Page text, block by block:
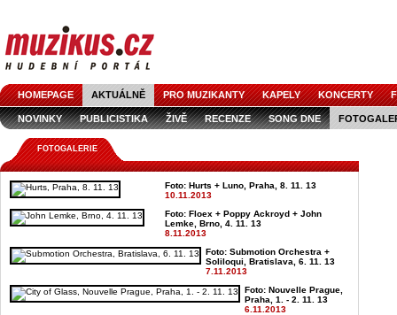
HOMEPAGE AKTUÁLNĚ PRO MUZIKANTY KAPELY KONCERTY
NOVINKY PUBLICISTIKA ŽIVĚ RECENZE SONG DNE
FOTOGALERIE
Foto: Hurts + Luno, Praha, 8. 11. 13
10.11.2013
Foto: Floex + Poppy Ackroyd + John
Lemke, Brno, 4. 11. 13
8.11.2013
Foto: Submotion Orchestra +
Soliloqui, Bratislava, 6. 11. 13
7.11.2013
Foto: Nouvelle Prague,
Praha, 1. - 2. 11. 13
6.11.2013